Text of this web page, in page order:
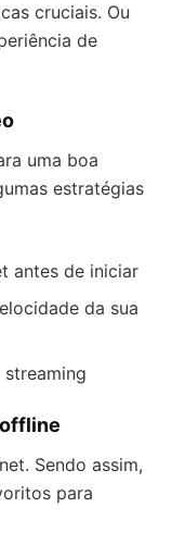
cruciais. Ou
de
uma boa
estratégias
antes de iniciar
da sua
Sendo assim,
para